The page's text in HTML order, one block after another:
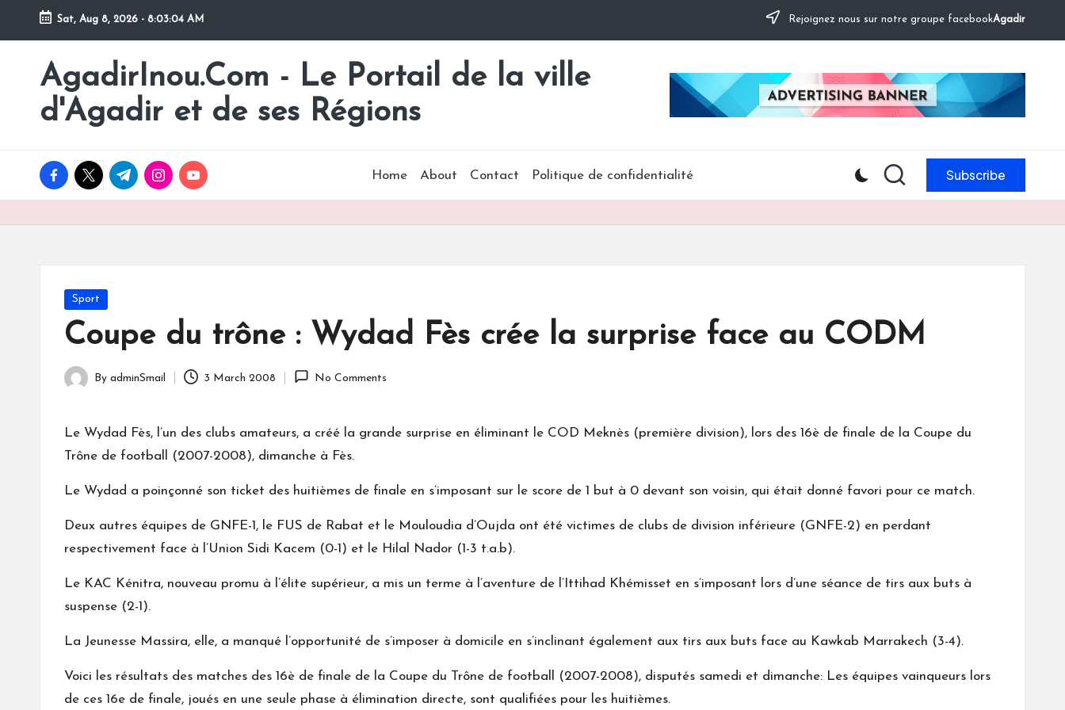
Skip
content
Sat, Aug 8, 2026 - 8:03:05 AM Rejoignez nous sur notre groupe facebookAgadir
AgadirInou.Com - Le Portail de la ville
d'Agadir et de ses Régions
Toute
l'actualité
de
d'Agadir
facebook.com
twitter.com
t.me instagram.com
youtube.com Home About Contact Politique de confidentialité Subscribe
Posted
Sport
Coupe du trône : Wydad Fès crée la surprise face au CODM
Posted
By adminSmail 3 March 2008 No Comments
Le Wydad Fès, l’un des clubs amateurs, a créé la grande surprise en éliminant le COD Meknès (première division), lors des 16è de finale de la Coupe du
Trône de football (2007-2008), dimanche à Fès.
Le Wydad a poinçonné son ticket des huitièmes de finale en s’imposant sur le score de 1 but à 0 devant son voisin, qui était donné favori pour ce match.
Deux autres équipes de GNFE-1, le FUS de Rabat et le Mouloudia d’Oujda ont été victimes de clubs de division inférieure (GNFE-2) en perdant
respectivement face à l’Union Sidi Kacem (0-1) et le Hilal Nador (1-3 t.a.b).
Le KAC Kénitra, nouveau promu à l’élite supérieur, a mis un terme à l’aventure de l’Ittihad Khémisset en s’imposant lors d’une séance de tirs aux buts à
suspense (2-1).
La Jeunesse Massira, elle, a manqué l’opportunité de s’imposer à domicile en s’inclinant également aux tirs aux buts face au Kawkab Marrakech (3-4).
Voici les résultats des matches des 16è de finale de la Coupe du Trône de football (2007-2008), disputés samedi et dimanche: Les équipes vainqueurs lors
de ces 16e de finale, joués en une seule phase à élimination directe, sont qualifiées pour les huitièmes.